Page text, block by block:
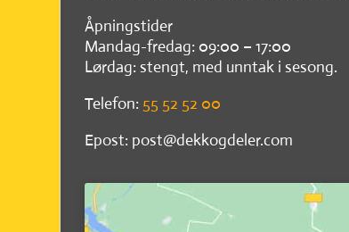
Åpningstider
Mandag-fredag: 09:00 – 17:00
Lørdag: stengt, med unntak i sesong.
Telefon: 55 52 52 00
Epost: post@dekkogdeler.com